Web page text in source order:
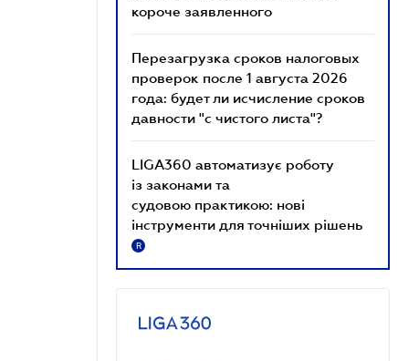
короче заявленного
Перезагрузка сроков налоговых
проверок после 1 августа 2026
года: будет ли исчисление сроков
давности "с чистого листа"?
LIGA360 автоматизує роботу
із законами та
судовою практикою: нові
інструменти для точніших рішень
R